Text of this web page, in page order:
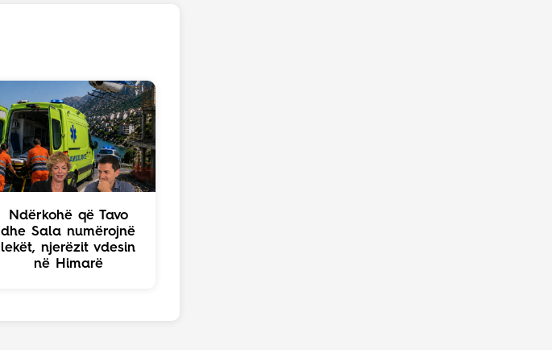
Ndërkohë që Tavo
dhe Sala numërojnë
lekët, njerëzit vdesin
në Himarë